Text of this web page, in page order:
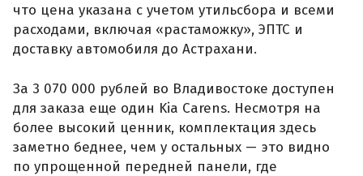
что цена указана с учетом утильсбора и всеми
расходами, включая «растаможку», ЭПТС и
доставку автомобиля до Астрахани.
За 3 070 000 рублей во Владивостоке доступен
для заказа еще один Kia Carens. Несмотря на
более высокий ценник, комплектация здесь
заметно беднее, чем у остальных — это видно
по упрощенной передней панели, где